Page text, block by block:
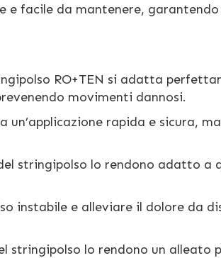
facile da mantenere,
RO+TEN si adatta
movimenti dannosi.
un’applicazione rapida e sicura,
stringipolso lo rendono adatto a
instabile e alleviare il dolore da
stringipolso lo rendono un alleato